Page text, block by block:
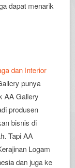
dapat menarik
dan Interior
punya
AA Gallery
produsen
bisnis di
Tapi AA
Logam
dan juga ke